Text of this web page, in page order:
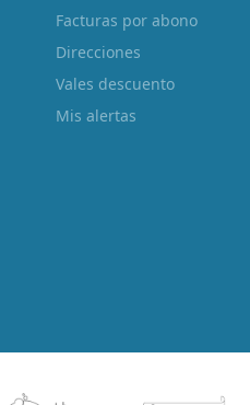
Facturas por abono
Direcciones
Vales descuento
Mis alertas